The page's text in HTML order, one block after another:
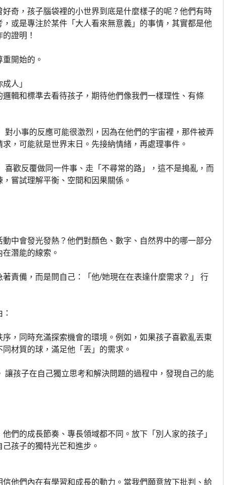
奇，孩子腦袋裡的小世界到底是什麼樣子的呢？他們有時
或是專注於某件「大人看來無意義」的事情，其實都是他
證明！
開始的。
人」
輯和標準去看待孩子，期待他們像我們一樣理性、有條
對小事的反應可能很激烈，因為在他們的宇宙裡，那件被弄
，可能就是世界末日。先接納情緒，再處理事件。
喜歡反覆做同一件事、走「不尋常的路」，這不是搗亂，而
嘗試理解平衡、空間和因果關係。
中會發光發熱？他們對顏色、數字、自然界中的哪一部分
潛能的線索。
責備，而是問自己：「他/她現在在表達什麼需求？」 行
，同時充滿探索機會的環境。例如，如果孩子喜歡亂丟東
材質的球，滿足他「丟」的需求。
讓孩子在自己獨立思考和解決問題的過程中，發現自己的能
們的成長節奏、專長領域都不同。放下「別人家的孩子」
孩子的獨特光芒和進步。
他們內在有學習和成長的動力。當我們願意放下批判、給